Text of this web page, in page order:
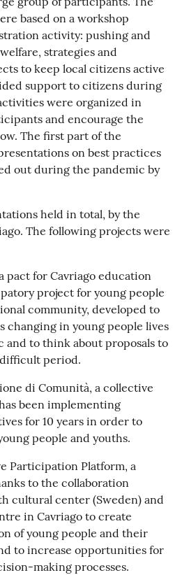
based on a workshop
activity: pushing and
strategies and
to keep local citizens active
support to citizens during
were organized in
and encourage the
The first part of the
on best practices
out during the pandemic by
held in total, by the
The following projects were
pact for Cavriago education
project for young people
community, developed to
changing in young people lives
to think about proposals to
period.
di Comunità, a collective
been implementing
for 10 years in order to
people and youths.
Participation Platform, a
to the collaboration
cultural center (Sweden) and
in Cavriago to create
of young people and their
to increase opportunities for
making processes.